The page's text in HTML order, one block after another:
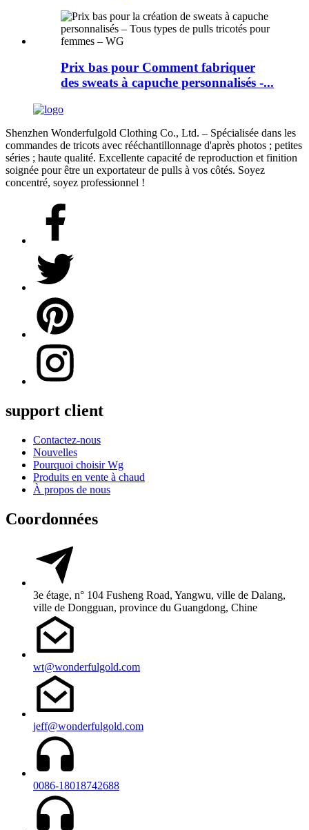
Prix ​​bas pour Comment fabriquer
des sweats à capuche personnalisés -...
Shenzhen Wonderfulgold Clothing Co., Ltd. – Spécialisée dans les
commandes de tricots avec rééchantillonnage d'après photos ; petites
séries ; haute qualité. Excellente capacité de reproduction et finition
soignée pour être un exportateur de pulls à vos côtés. Soyez
concentré, soyez professionnel !
support client
Contactez-nous
Nouvelles
Pourquoi choisir Wg
Produits en vente à chaud
À propos de nous
Coordonnées
3e étage, n° 104 Fusheng Road, Yangwu, ville de Dalang,
ville de Dongguan, province du Guangdong, Chine
wt@wonderfulgold.com
jeff@wonderfulgold.com
0086-18018742688